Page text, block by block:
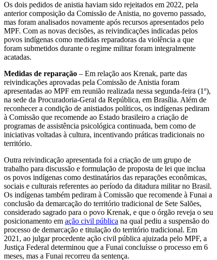
Os dois pedidos de anistia haviam sido rejeitados em 2022, pela
anterior composição da Comissão de Anistia, no governo passado,
mas foram analisados novamente após recursos apresentados pelo
MPF. Com as novas decisões, as reivindicações indicadas pelos
povos indígenas como medidas reparadoras da violência a que
foram submetidos durante o regime militar foram integralmente
acatadas.
Medidas de reparação – Em relação aos Krenak, parte das
reivindicações aprovadas pela Comissão de Anistia foram
apresentadas ao MPF em reunião realizada nessa segunda-feira (1º),
na sede da Procuradoria-Geral da República, em Brasília. Além de
reconhecer a condição de anistiados políticos, os indígenas pediram
à Comissão que recomende ao Estado brasileiro a criação de
programas de assistência psicológica continuada, bem como de
iniciativas voltadas à cultura, incentivando práticas tradicionais no
território.
Outra reivindicação apresentada foi a criação de um grupo de
trabalho para discussão e formulação de proposta de lei que inclua
os povos indígenas como destinatários das reparações econômicas,
sociais e culturais referentes ao período da ditadura militar no Brasil.
Os indígenas também pediram à Comissão que recomende à Funai a
conclusão da demarcação do território tradicional de Sete Salões,
considerado sagrado para o povo Krenak, e que o órgão reveja o seu
posicionamento em ação civil pública na qual pediu a suspensão do
processo de demarcação e titulação do território tradicional. Em
2021, ao julgar procedente ação civil pública ajuizada pelo MPF, a
Justiça Federal determinou que a Funai concluísse o processo em 6
meses, mas a Funai recorreu da sentença.